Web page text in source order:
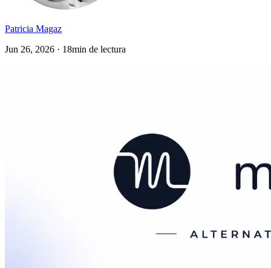
Patricia Magaz
Jun 26, 2026 · 18min de lectura